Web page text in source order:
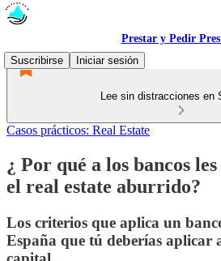
Prestar y Pedir
Suscribirse
Iniciar sesión
Lee sin distracciones en
Casos prácticos: Real Estate
¿ Por qué a los bancos
el real estate aburrido?
Los criterios que aplica un
España que tú deberías aplicar